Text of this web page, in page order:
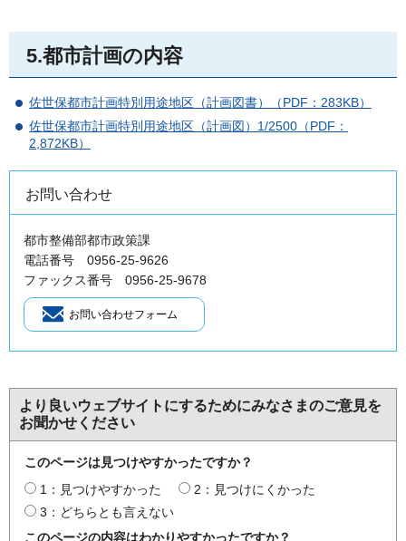
5.都市計画の内容
佐世保都市計画特別用途地区（計画図書）（PDF：283KB）
佐世保都市計画特別用途地区（計画図）1/2500（PDF：
2,872KB）
お問い合わせ
都市整備部都市政策課
電話番号 0956-25-9626
ファックス番号 0956-25-9678
より良いウェブサイトにするためにみなさまのご意見を
お聞かせください
このページは見つけやすかったですか？
1：見つけやすかった
2：見つけにくかった
3：どちらとも言えない
このページの内容はわかりやすかったですか？